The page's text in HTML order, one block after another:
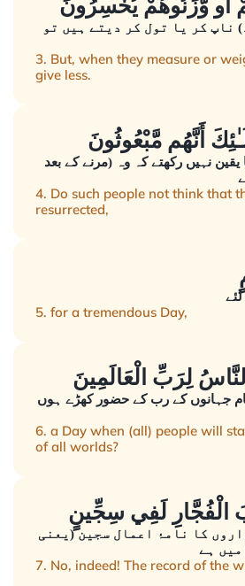
ناپ کر یا تول کر دیتے ہیں تو
3. But, when they measure or
give less.
نہیں رکھتے کہ وہ (مرنے کے بعد
4. Do such people not think that
resurrected,
5. for a tremendous Day,
کے رب کے حضور کھڑے ہوں
6. a Day when (all) people will
of all worlds?
کا نامۂ اعمال سجین (یعنی
ہے
7. No, indeed! The record of the